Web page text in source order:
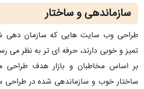
سازماندهی و ساختار
طراحی وب سایت هایی که سازمان دهی
تمیز و خوبی دارند، حرفه ای تر به نظر
بر اساس مخاطبان و بازار هدف
ساختار خوب و سازماندهی شده در طراحی